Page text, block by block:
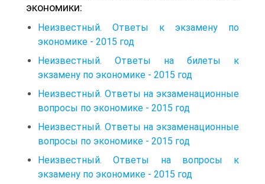
экономики:
Неизвестный. Ответы к экзамену по
экономике - 2015 год
Неизвестный. Ответы на билеты к
экзамену по экономике - 2015 год
Неизвестный. Ответы на экзаменационные
вопросы по экономике - 2015 год
Неизвестный. Ответы на экзаменационные
вопросы по экономике - 2015 год
Неизвестный. Ответы на вопросы к
экзамену по экономике - 2015 год